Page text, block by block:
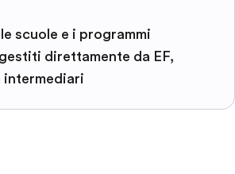
scuole e i programmi
direttamente da EF,
intermediari